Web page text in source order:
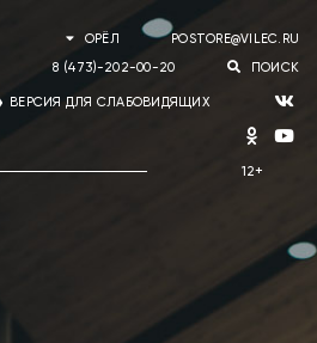
ОРЁЛ POSTORE@VILEC.RU
8 (473)-202-00-20 ПОИСК
ВЕРСИЯ ДЛЯ СЛАБОВИДЯЩИХ